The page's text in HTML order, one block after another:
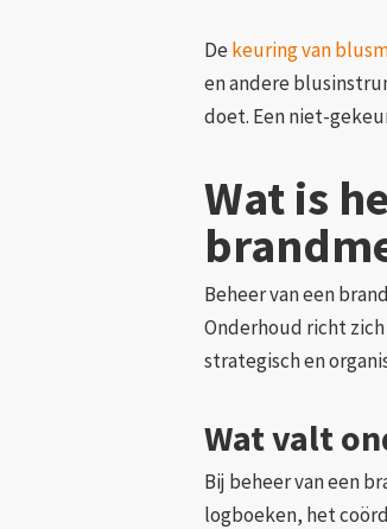
Dekeuring van
en andere
doet. Een niet-
Wat is
Beheer van een
Onderhoud richt
strategisch en
Wat valt
Bij beheer van een
logboeken, het